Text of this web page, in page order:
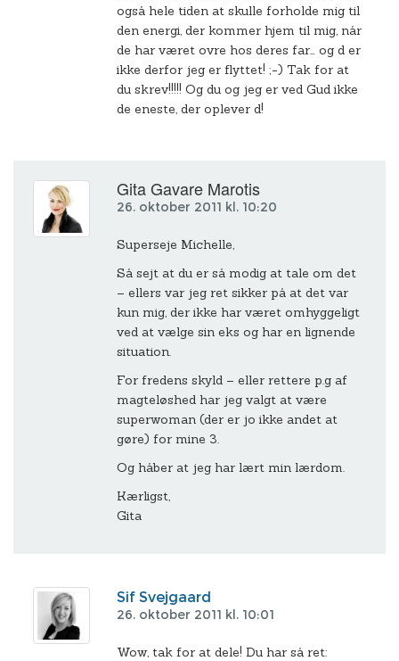
også hele tiden at skulle forholde mig til
den energi, der kommer hjem til mig, når
de har været ovre hos deres far… og d er
ikke derfor jeg er flyttet! ;-) Tak for at
du skrev!!!!! Og du og jeg er ved Gud ikke
de eneste, der oplever d!
Gita Gavare Marotis
26. oktober 2011 kl. 10:20
Superseje Michelle,
Så sejt at du er så modig at tale om det
– ellers var jeg ret sikker på at det var
kun mig, der ikke har været omhyggeligt
ved at vælge sin eks og har en lignende
situation.
For fredens skyld – eller rettere p.g af
magteløshed har jeg valgt at være
superwoman (der er jo ikke andet at
gøre) for mine 3.
Og håber at jeg har lært min lærdom.
Kærligst,
Gita
Sif Svejgaard
26. oktober 2011 kl. 10:01
Wow, tak for at dele! Du har så ret: